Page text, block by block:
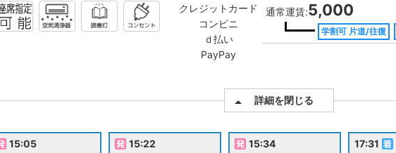
クレジットカード
コンビニ
ｄ払い
PayPay
通常運賃:5,000
学割可 片道/往復
詳細を閉じる
15:05 15:22 15:34 17:31